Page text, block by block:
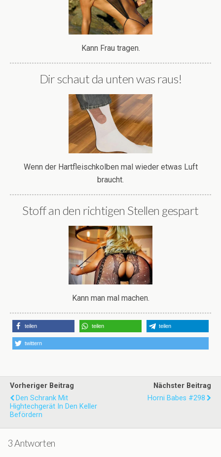
Kann Frau tragen.
Dir schaut da unten was raus!
Wenn der Hartfleischkolben mal wieder etwas Luft
braucht.
Stoff an den richtigen Stellen gespart
Kann man mal machen.
teilen teilen teilen
twittern
Vorheriger Beitrag
Den Schrank Mit
Hightechgerät In Den Keller
Befördern
Nächster Beitrag
Horni Babes #298
3 Antworten